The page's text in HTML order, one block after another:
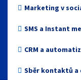
Elektronika
Zdraví a krása
Hračky
Online media
Marketing v
SMS a Instant
CRM a
Sběr kontaktů a
Podpora a znalosti
Blog
Přihlášení
Začněte zdarma